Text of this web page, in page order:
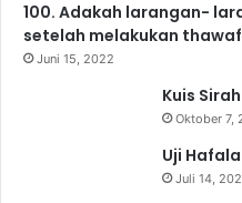
b
o
u
e
100. Adakah larangan-
setelah melakukan thawaf
Juni 15, 2022
Kuis
Oktober 7,
Uji
Juli 14,